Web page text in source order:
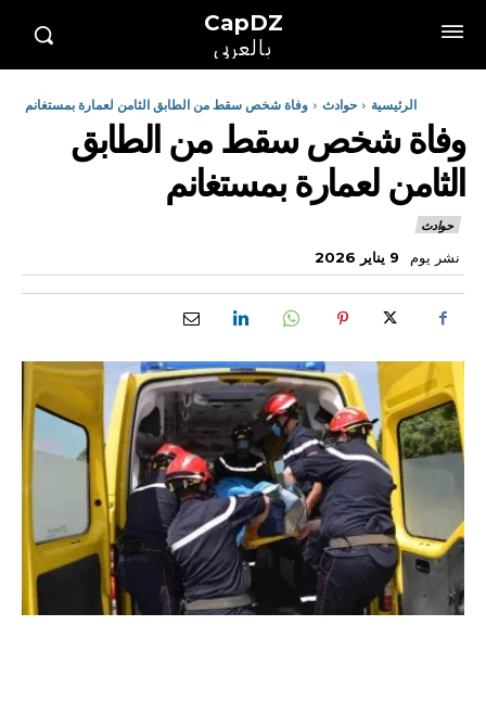
CapDZ
بالعربي
الرئيسية حوادث وفاة شخص سقط من الطابق الثامن لعمارة بمستغانم
وفاة شخص سقط من الطابق
الثامن لعمارة بمستغانم
حوادث
نشر يوم 9 يناير 2026